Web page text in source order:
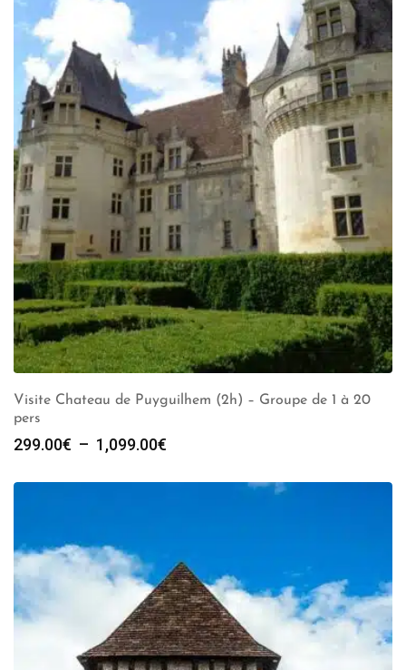
Visite Chateau de Puyguilhem (2h) – Groupe de 1 à 20
pers
299.00€ – 1,099.00€
prix :